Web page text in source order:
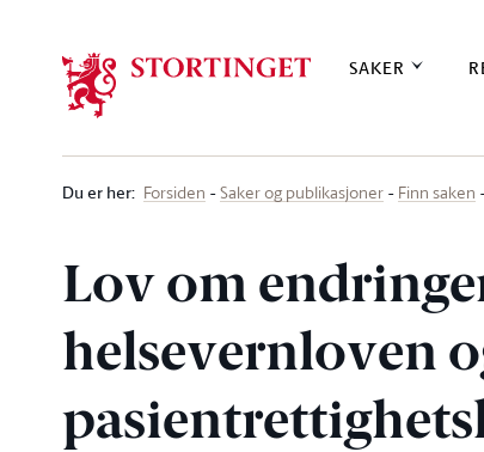
SAKER
Du er her: Forsiden Saker og publikasjoner Finn saken
Lov om
helsevernloven